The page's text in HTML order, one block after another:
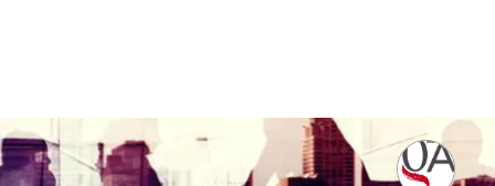
Recomendado por qdq
GESTORÍA CARDONA